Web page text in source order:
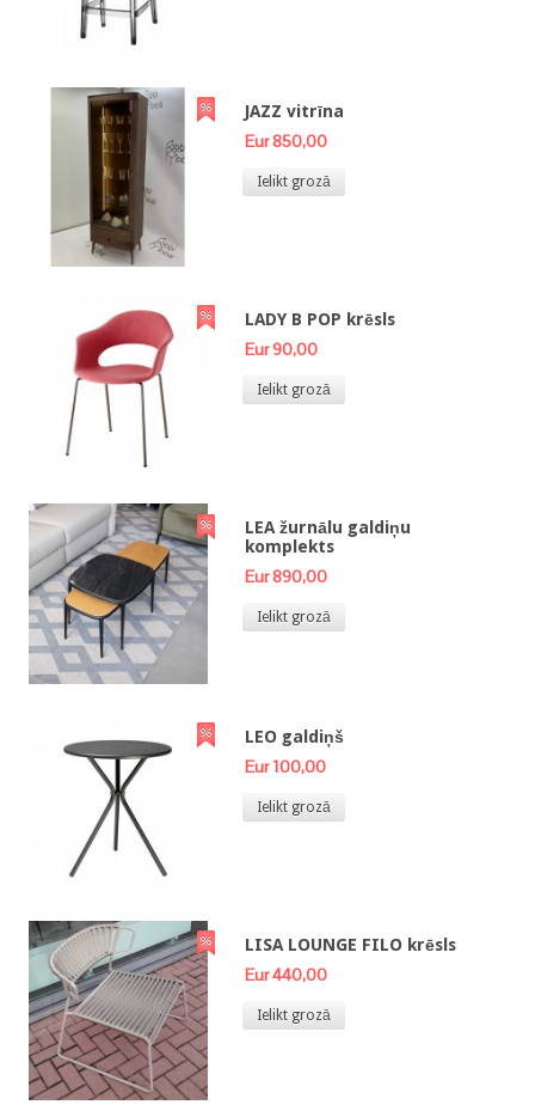
JAZZ vitrīna
Eur 850,00
Ielikt grozā
LADY B POP krēsls
Eur 90,00
Ielikt grozā
LEA žurnālu galdiņu
komplekts
Eur 890,00
Ielikt grozā
LEO galdiņš
Eur 100,00
Ielikt grozā
LISA LOUNGE FILO krēsls
Eur 440,00
Ielikt grozā